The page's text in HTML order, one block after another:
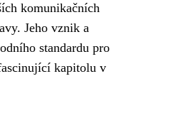
komunikačních
Jeho vznik a
standardu pro
kapitolu v